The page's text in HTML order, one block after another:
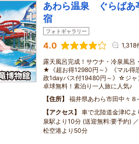
あわら温泉 ぐらば
宿
フォトギャラリー
4.0 1,318
露天風呂完成！サウナ・冷泉風
★《超お得12980円～》《マル得
政1dayパス付19480円～》☆ジャ
卓球無料！素泊り一人旅に人気♪
住所
福井県あわら市田中々
アクセス
車で北陸道金津IC
泉駅より10分 (送迎無料:要予約)
松空港より50分